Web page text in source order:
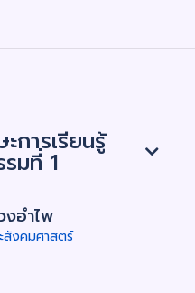
การเรียนรู้
มที่ 1
อำไพ
สังคมศาสตร์